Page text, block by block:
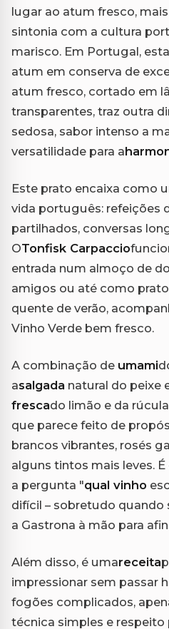
lugar ao atum fresco,
sintonia com a cultura
marisco. Em Portugal,
atum em conserva de
atum fresco, cortado em
transparentes, traz outra
sedosa, sabor intenso a
versatilidade para a
Este prato encaixa como
vida português: refeições
partilhados, conversas
OTonfisk Carpaccio
entrada num almoço de
amigos ou até como
quente de verão,
Vinho Verde bem fresco.
A combinação de umami
asalgada natural do peixe
frescado limão e da
que parece feito de
brancos vibrantes, rosés
alguns tintos mais leves.
a pergunta "qual vinho
difícil – sobretudo
a Gastrona à mão para
Além disso, é umareceita
impressionar sem passar
fogões complicados,
técnica simples e